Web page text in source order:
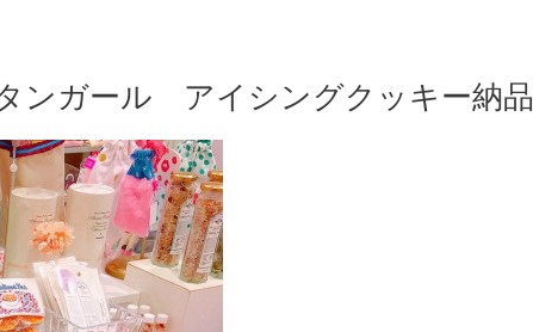
ンガール アイシングクッキー納品